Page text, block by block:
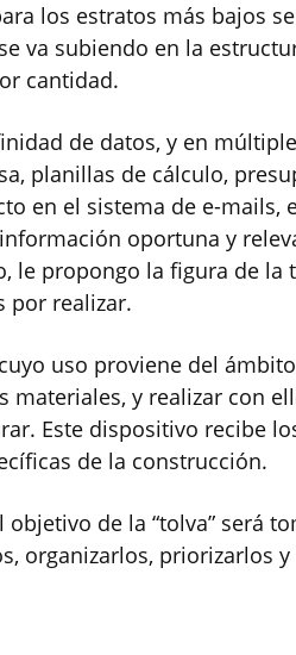
los estratos más bajos
va subiendo en la
cantidad.
de datos, y en
planillas de cálculo,
en el sistema de e-mails,
oportuna y
le propongo la figura de la
por realizar.
uso proviene del
y realizar con
Este dispositivo recibe
de la construcción.
objetivo de la “tolva” será
organizarlos, priorizarlos